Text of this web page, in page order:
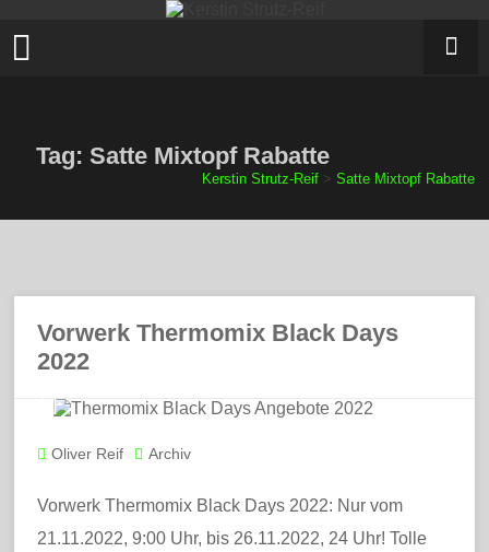
Tag: Satte Mixtopf Rabatte
Kerstin Strutz-Reif> Satte Mixtopf Rabatte
Vorwerk Thermomix Black Days
2022
Oliver Reif Archiv
Vorwerk Thermomix Black Days 2022: Nur vom
21.11.2022, 9:00 Uhr, bis 26.11.2022, 24 Uhr! Tolle